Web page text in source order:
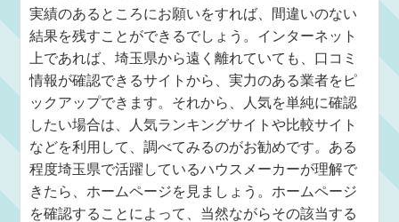
実績のあるところにお願いをすれば、間違いのない
結果を残すことができるでしょう。インターネット
上であれば、埼玉県から遠く離れていても、口コミ
情報が確認できるサイトから、実力のある業者をピ
ックアップできます。それから、人気を単純に確認
したい場合は、人気ランキングサイトや比較サイト
などを利用して、調べてみるのがお勧めです。ある
程度埼玉県で活躍しているハウスメーカーが理解で
きたら、ホームページを見ましょう。ホームページ
を確認することによって、当然ながらその該当する